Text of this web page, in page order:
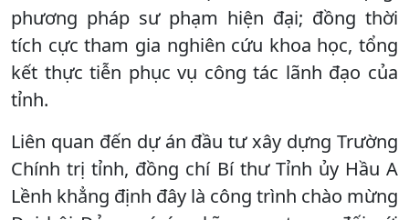
phương pháp sư phạm hiện đại; đồng thời
tích cực tham gia nghiên cứu khoa học, tổng
kết thực tiễn phục vụ công tác lãnh đạo của
tỉnh.
Liên quan đến dự án đầu tư xây dựng Trường
Chính trị tỉnh, đồng chí Bí thư Tỉnh ủy Hầu A
Lềnh khẳng định đây là công trình chào mừng